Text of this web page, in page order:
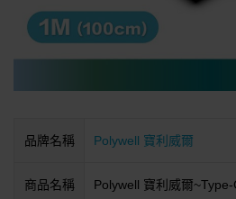
品牌名稱 Polywell 寶利威爾
商品名稱
Polywell 寶利威爾